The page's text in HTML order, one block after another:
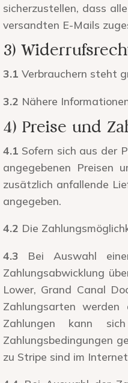
sicherzustellen, dass
versandten E-Mails
3)
3.1 Verbrauchern steht
3.2 Nähere
4) Preise und
4.1 Sofern sich aus der
angegebenen Preisen
zusätzlich anfallende
angegeben.
4.2 Die
4.3 Bei Auswahl
Zahlungsabwicklung
Lower, Grand Canal
Zahlungsarten
Zahlungen kann
Zahlungsbedingungen
zu Stripe sind im